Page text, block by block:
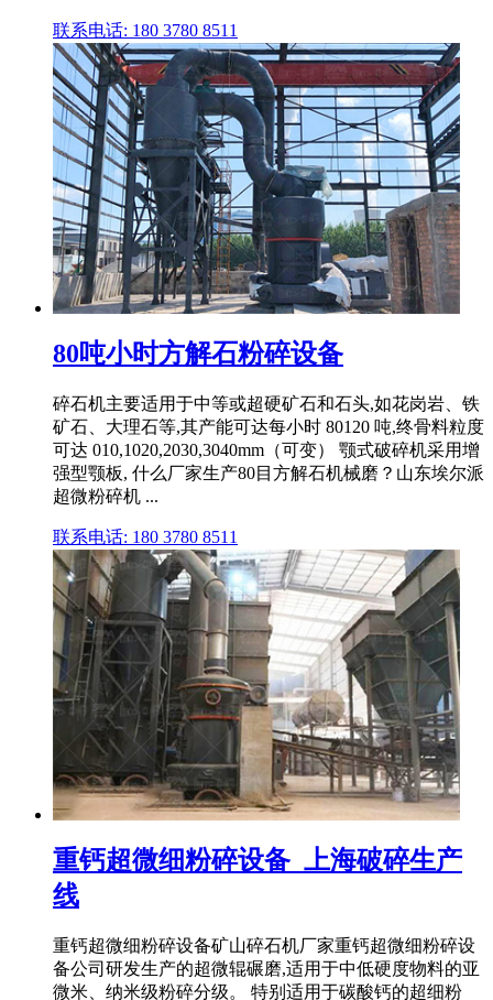
联系电话: 180 3780 8511
80吨小时方解石粉碎设备
碎石机主要适用于中等或超硬矿石和石头,如花岗岩、铁
矿石、大理石等,其产能可达每小时 80120 吨,终骨料粒度
可达 010,1020,2030,3040mm（可变） 颚式破碎机采用增
强型颚板, 什么厂家生产80目方解石机械磨？山东埃尔派
超微粉碎机 ...
联系电话: 180 3780 8511
重钙超微细粉碎设备_上海破碎生产
线
重钙超微细粉碎设备矿山碎石机厂家重钙超微细粉碎设
备公司研发生产的超微辊碾磨,适用于中低硬度物料的亚
微米、纳米级粉碎分级。 特别适用于碳酸钙的超细粉